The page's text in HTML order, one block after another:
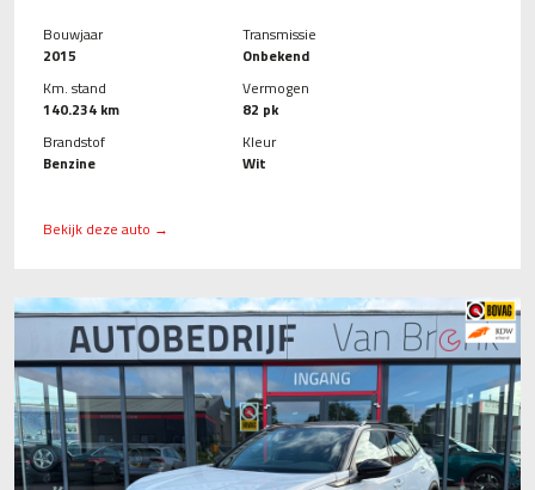
Bouwjaar
2015
Km. stand
140.234 km
Brandstof
Benzine
Transmissie
Onbekend
Vermogen
82 pk
Kleur
Wit
Bekijk deze auto →